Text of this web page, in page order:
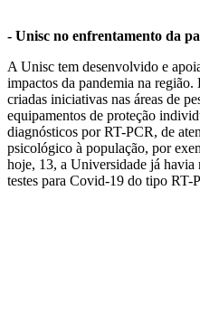
- Unisc no enfrentamento da
A Unisc tem desenvolvido e
impactos da pandemia na
criadas iniciativas nas áreas de
equipamentos de proteção
diagnósticos por RT-PCR, de
psicológico à população, por
hoje, 13, a Universidade já
testes para Covid-19 do tipo RT-